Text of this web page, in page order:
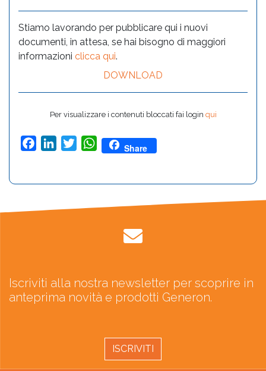
Stiamo lavorando per pubblicare qui i nuovi
documenti, in attesa, se hai bisogno di maggiori
informazioni clicca qui.
DOWNLOAD
Per visualizzare i contenuti bloccati fai login qui
FacebookLinkedInTwitterWhatsApp
Share
Iscriviti alla nostra newsletter per scoprire in
anteprima novità e prodotti Generon.
ISCRIVITI